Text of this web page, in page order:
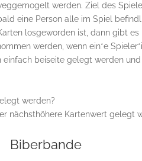
werden. Ziel des
eine Person alle im Spiel
losgeworden ist, dann gibt es
werden, wenn ein*e
beiseite gelegt werden
werden?
nächsthöhere Kartenwert gelegt
Biberbande